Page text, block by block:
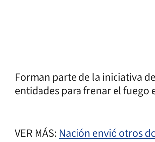
Forman parte de la iniciativa
entidades para frenar el fuego
VER MÁS: Nación envió otros